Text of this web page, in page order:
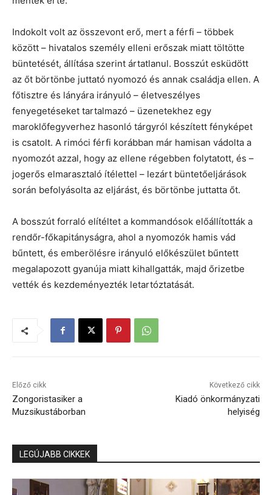
Indokolt volt az összevont erő, mert a férfi – többek
között – hivatalos személy elleni erőszak miatt töltötte
büntetését, állítása szerint ártatlanul. Bosszút esküdött
az őt börtönbe juttató nyomozó és annak családja ellen. A
főtisztre és lányára irányuló – életveszélyes
fenyegetéseket tartalmazó – üzenetekhez egy
maroklőfegyverhez hasonló tárgyról készített fényképet
is csatolt. A rimóci férfi korábban már hamisan vádolta a
nyomozót azzal, hogy az ellene régebben folytatott, és –
jogerős elmarasztaló ítélettel – lezárt büntetőeljárások
során befolyásolta az eljárást, és börtönbe juttatta őt.
A bosszút forraló elítéltet a kommandósok előállították a
rendőr-főkapitányságra, ahol a nyomozók hamis vád
bűntett, és emberölésre irányuló előkészület bűntett
megalapozott gyanúja miatt kihallgatták, majd őrizetbe
vették és kezdeményezték letartóztatását.
Előző cikk
Zongoristasiker a
Muzsikustáborban
Következő cikk
Kiadó önkormányzati
helyiség
LEGÚJABB CIKKEK